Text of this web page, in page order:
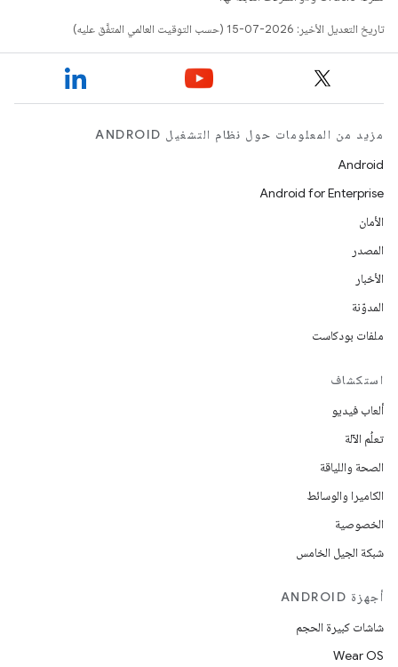
تاريخ التعديل الأخير: 2026-07-15 (حسب التوقيت العالمي المتفَّق عليه)
مزيد من المعلومات حول نظام التشغيل ANDROID
Android
Android for Enterprise
الأمان
المصدر
الأخبار
المدوّنة
ملفات بودكاست
استكشاف
ألعاب فيديو
تعلُم الآلة
الصحة واللياقة
الكاميرا والوسائط
الخصوصية
شبكة الجيل الخامس
أجهزة ANDROID
شاشات كبيرة الحجم
Wear OS